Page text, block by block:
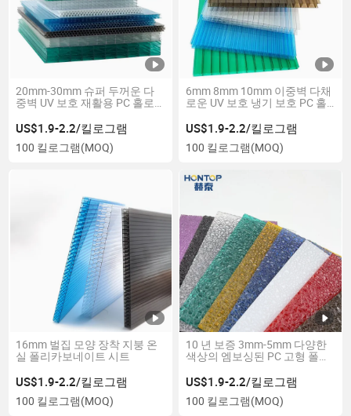
20mm-30mm 슈퍼 두꺼운 다
중벽 UV 보호 재활용 PC 홀로
US$1.9-2.2/킬로그램
100 킬로그램(MOQ)
6mm 8mm 10mm 이중벽 다채
로운 UV 보호 냉기 보호 PC 홀
US$1.9-2.2/킬로그램
100 킬로그램(MOQ)
16mm 벌집 모양 장착 지붕 온
실 폴리카보네이트 시트
US$1.9-2.2/킬로그램
100 킬로그램(MOQ)
10 년 보증 3mm-5mm 다양한
색상의 엠보싱된 PC 고형 폴리
US$1.9-2.2/킬로그램
100 킬로그램(MOQ)